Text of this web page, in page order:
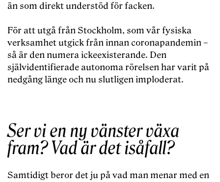
än som direkt understöd för facken.
För att utgå från Stockholm, som vår fysiska
verksamhet utgick från innan coronapandemin –
så är den numera ickeexisterande. Den
självidentifierade autonoma rörelsen har varit på
nedgång länge och nu slutligen imploderat.
Ser vi en ny vänster växa
fram? Vad är det isåfall?
Samtidigt beror det ju på vad man menar med en